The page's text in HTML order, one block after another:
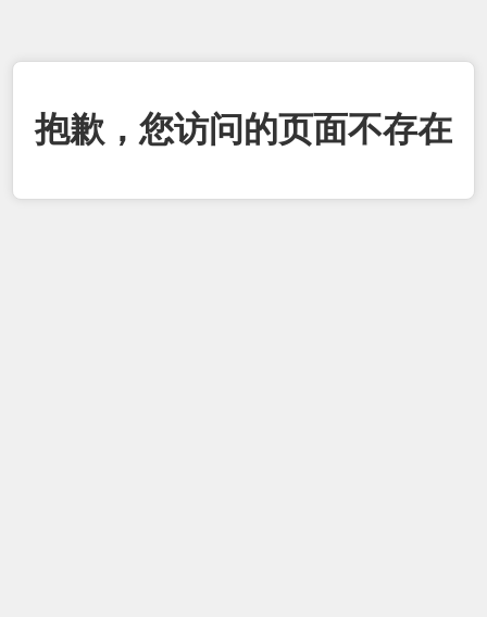
抱歉，您访问的页面不存在